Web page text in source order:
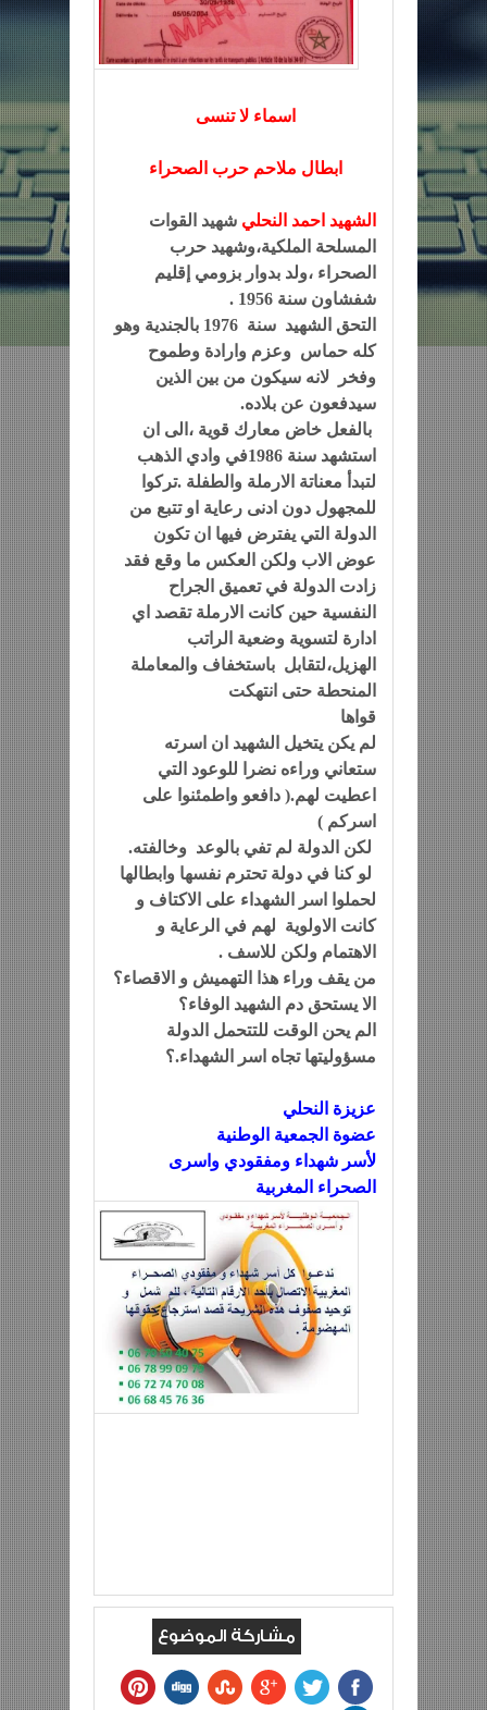
اسماء لا تنسى
ابطال ملاحم حرب الصحراء
الشهيد احمد النحلي شهيد القوات
المسلحة الملكية،وشهيد حرب
الصحراء ،ولد بدوار بزومي إقليم
شفشاون سنة 1956 .
التحق الشهيد سنة 1976 بالجندية وهو
كله حماس وعزم وارادة وطموح
وفخر لانه سيكون من بين الذين
سيدفعون عن بلاده.
بالفعل خاض معارك قوية ،الى ان
استشهد سنة 1986في وادي الذهب
لتبدأ معناتة الارملة والطفلة .تركوا
للمجهول دون ادنى رعاية او تتبع من
الدولة التي يفترض فيها ان تكون
عوض الاب ولكن العكس ما وقع فقد
زادت الدولة في تعميق الجراح
النفسية حين كانت الارملة تقصد اي
ادارة لتسوية وضعية الراتب
الهزيل،لتقابل باستخفاف والمعاملة
المنحطة حتى انتهكت
قواها
لم يكن يتخيل الشهيد ان اسرته
ستعاني وراءه نضرا للوعود التي
اعطيت لهم.( دافعو واطمئنوا على
اسركم )
لكن الدولة لم تفي بالوعد وخالفته.
لو كنا في دولة تحترم نفسها وابطالها
لحملوا اسر الشهداء على الاكتاف و
كانت الاولوية لهم في الرعاية و
الاهتمام ولكن للاسف .
من يقف وراء هذا التهميش و الاقصاء؟
الا يستحق دم الشهيد الوفاء؟
الم يحن الوقت للتتحمل الدولة
مسؤوليتها تجاه اسر الشهداء.؟
عزيزة النحلي
عضوة الجمعية الوطنية
لأسر شهداء ومفقودي واسرى
الصحراء المغربية
مشاركة الموضوع